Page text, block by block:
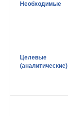
Необходимые
Целевые
(аналитические)